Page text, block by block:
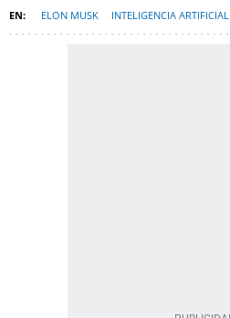
ELON MUSK INTELIGENCIA ARTIFICIAL